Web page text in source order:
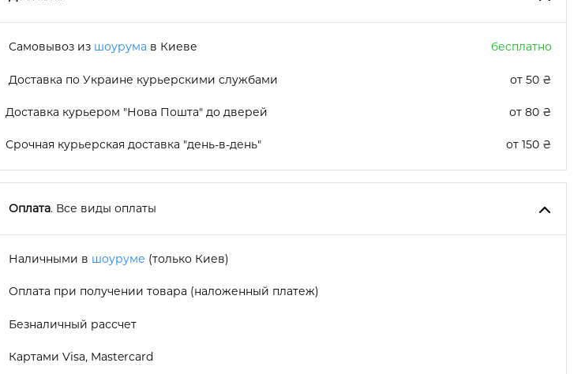
Самовывоз из шоурума в Киеве бесплатно
Доставка по Украине курьерскими службами от 50 ₴
Доставка курьером "Нова Пошта" до дверей от 80 ₴
Срочная курьерская доставка "день-в-день" от 150 ₴
Оплата. Все виды оплаты
Наличными в шоуруме (только Киев)
Оплата при получении товара (наложенный платеж)
Безналичный рассчет
Картами Visa, Mastercard